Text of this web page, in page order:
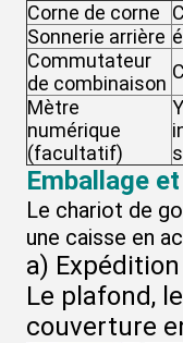
Corne de corne
Sonnerie arrière
Commutateur
de combinaison
Mètre
numérique
(facultatif)
Emballage
Le chariot de
une caisse en
a)
Le plafond,
couverture